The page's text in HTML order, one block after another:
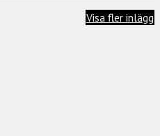
Visa fler inlägg